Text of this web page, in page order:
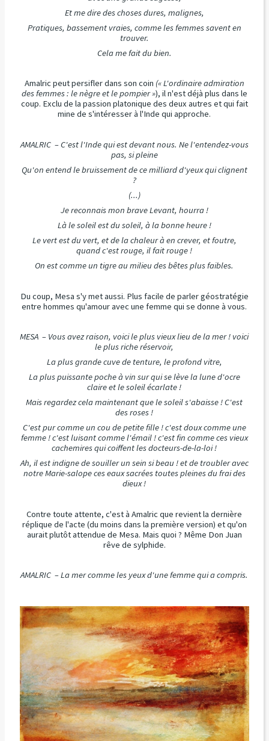
Et me dire des choses dures, malignes,
Pratiques, bassement vraies, comme les femmes savent en
trouver.
Cela me fait du bien.
Amalric peut persifler dans son coin (« L'ordinaire admiration
des femmes : le nègre et le pompier »), il n'est déjà plus dans le
coup. Exclu de la passion platonique des deux autres et qui fait
mine de s'intéresser à l'Inde qui approche.
AMALRIC – C'est l'Inde qui est devant nous. Ne l'entendez-vous
pas, si pleine
Qu'on entend le bruissement de ce milliard d'yeux qui clignent
?
(...)
Je reconnais mon brave Levant, hourra !
Là le soleil est du soleil, à la bonne heure !
Le vert est du vert, et de la chaleur à en crever, et foutre,
quand c'est rouge, il fait rouge !
On est comme un tigre au milieu des bêtes plus faibles.
Du coup, Mesa s'y met aussi. Plus facile de parler géostratégie
entre hommes qu'amour avec une femme qui se donne à vous.
MESA – Vous avez raison, voici le plus vieux lieu de la mer ! voici
le plus riche réservoir,
La plus grande cuve de tenture, le profond vitre,
La plus puissante poche à vin sur qui se lève la lune d'ocre
claire et le soleil écarlate !
Mais regardez cela maintenant que le soleil s'abaisse ! C'est
des roses !
C'est pur comme un cou de petite fille ! c'est doux comme une
femme ! c'est luisant comme l'émail ! c'est fin comme ces vieux
cachemires qui coiffent les docteurs-de-la-loi !
Ah, il est indigne de souiller un sein si beau ! et de troubler avec
notre Marie-salope ces eaux sacrées toutes pleines du frai des
dieux !
Contre toute attente, c'est à Amalric que revient la dernière
réplique de l'acte (du moins dans la première version) et qu'on
aurait plutôt attendue de Mesa. Mais quoi ? Même Don Juan
rêve de sylphide.
AMALRIC – La mer comme les yeux d'une femme qui a compris.